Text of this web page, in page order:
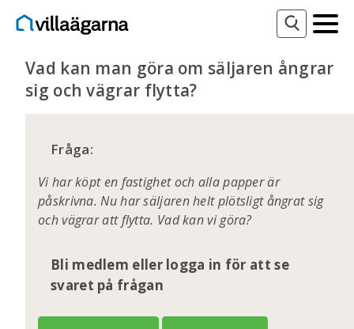
Vad kan man göra om säljaren ångrar
sig och vägrar flytta?
Fråga:
Vi har köpt en fastighet och alla papper är
påskrivna. Nu har säljaren helt plötsligt ångrat sig
och vägrar att flytta. Vad kan vi göra?
Bli medlem eller logga in för att se
svaret på frågan